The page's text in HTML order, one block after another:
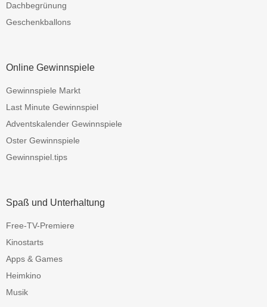
Dachbegrünung
Geschenkballons
Online Gewinnspiele
Gewinnspiele Markt
Last Minute Gewinnspiel
Adventskalender Gewinnspiele
Oster Gewinnspiele
Gewinnspiel.tips
Spaß und Unterhaltung
Free-TV-Premiere
Kinostarts
Apps & Games
Heimkino
Musik